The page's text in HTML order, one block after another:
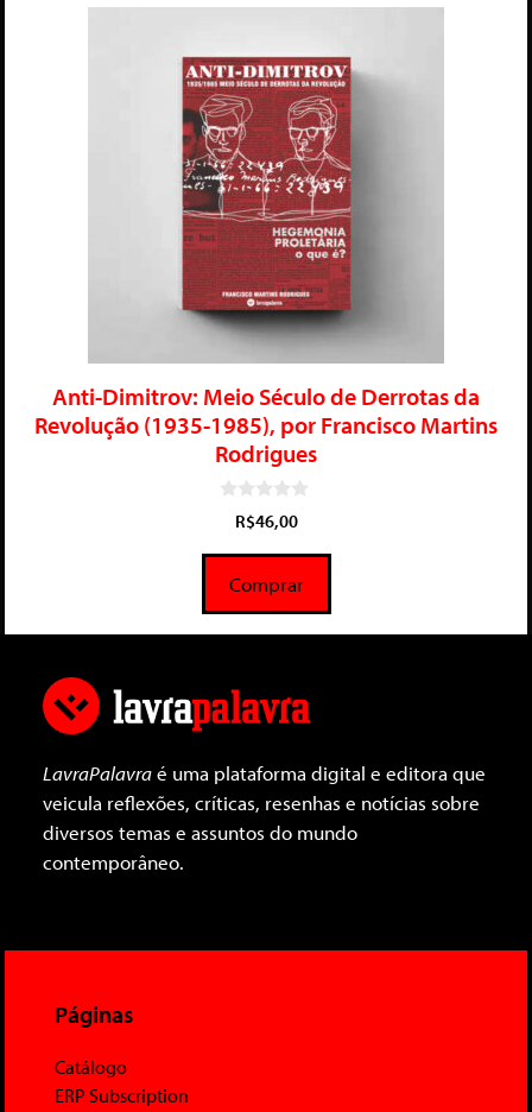
Anti-Dimitrov: Meio Século de Derrotas da
Revolução (1935-1985), por Francisco Martins
Rodrigues
5
R$46,00
Comprar
LavraPalavraé uma plataforma digital e editora que
veicula reflexões, críticas, resenhas e notícias sobre
diversos temas e assuntos do mundo
contemporâneo.
Páginas
Catálogo
ERP Subscription